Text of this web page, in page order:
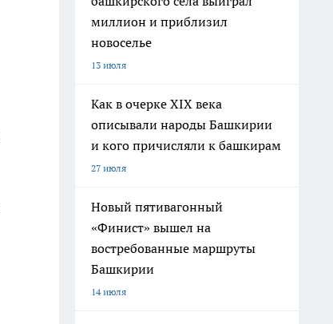
миллион и приблизил
новоселье
13 июля
Как в очерке XIX века
описывали народы Башкирии
и кого причисляли к башкирам
27 июля
Новый пятивагонный
«Финист» вышел на
востребованные маршруты
Башкирии
14 июля